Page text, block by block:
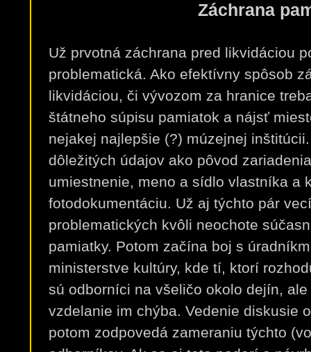
Záchrana
Už prvotná záchrana pred likvidáciou
problematická. Ako efektívny spôsob
likvidáciou, či vývozom za hranice
štátneho súpisu pamiatok a nájsť
nejakej najlepšie (?) múzejnej
dôležitých údajov ako pôvod
umiestnenie, meno a sídlo vlastníka a
fotodokumentáciu. Už aj týchto pár
problematických kvôli neochote
pamiatky. Potom začína boj s
ministerstve kultúry, kde tí, ktorí
sú odborníci na všeličo okolo dejín,
vzdelanie im chýba. Vedenie diskusie
potom zodpovedá zameraniu týchto